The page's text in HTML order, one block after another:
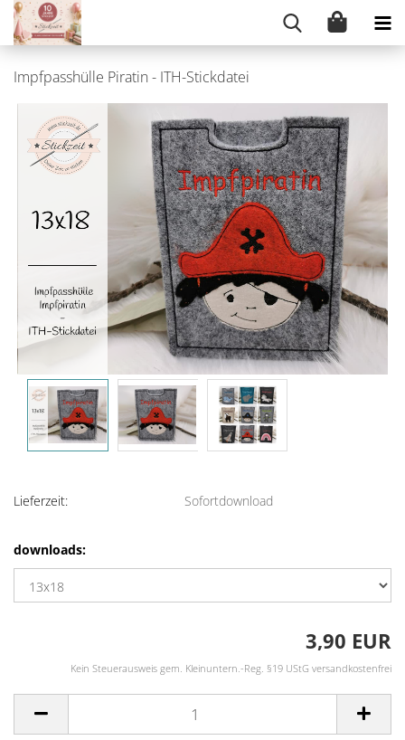
Impfpasshülle Piratin - ITH-Stickdatei
Lieferzeit: Sofortdownload
downloads:
3,90 EUR
Kein Steuerausweis gem. Kleinuntern.-Reg. §19 UStG versandkostenfrei